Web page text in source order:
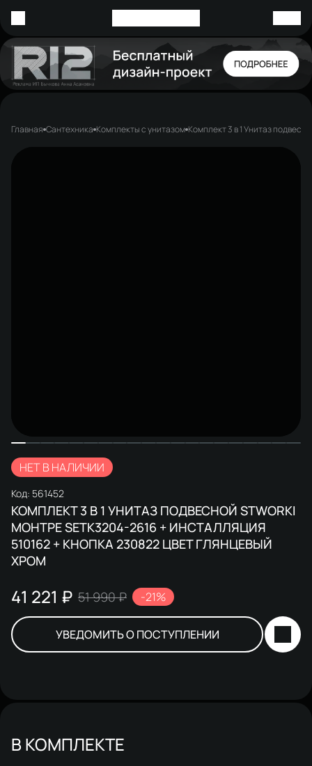
Главная Сантехника Комплекты с унитазом Комплект 3 в 1 Унитаз
НЕТ В НАЛИЧИИ
Код: 561452
КОМПЛЕКТ 3 В 1 УНИТАЗ ПОДВЕСНОЙ STWORKI
МОНТРЕ SETK3204-2616 + ИНСТАЛЛЯЦИЯ
510162 + КНОПКА 230822 ЦВЕТ ГЛЯНЦЕВЫЙ
ХРОМ
41 221 ₽ 51 990 ₽ -21%
УВЕДОМИТЬ О ПОСТУПЛЕНИИ
В КОМПЛЕКТЕ